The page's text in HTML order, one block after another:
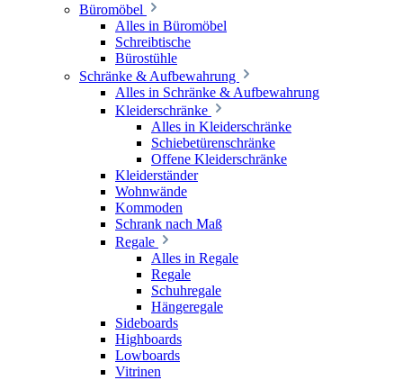
Büromöbel
Alles in Büromöbel
Schreibtische
Bürostühle
Schränke & Aufbewahrung
Alles in Schränke & Aufbewahrung
Kleiderschränke
Alles in Kleiderschränke
Schiebetürenschränke
Offene Kleiderschränke
Kleiderständer
Wohnwände
Kommoden
Schrank nach Maß
Regale
Alles in Regale
Regale
Schuhregale
Hängeregale
Sideboards
Highboards
Lowboards
Vitrinen